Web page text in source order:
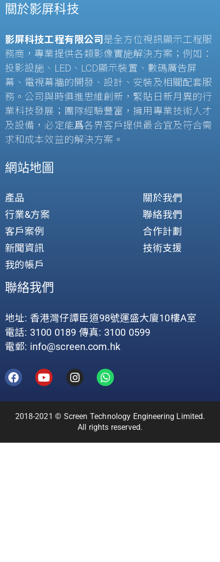
關於影屏科技
影屏科技工程有限公司是全方位視訊顯示工程服
務商，專業提供各類影像實施解決方案；例如：
投影設施、 LED 、 LCD顯示裝置、數碼廣告屏
幕、電視幕牆的開發、設計、安裝及相關配套服
務。公司與時俱進思維創新，緊貼日新月異的行
業科技發展；團隊經驗豐富，擁用專業技術人才
及設備，必定能爲各界客戶提供最合宜及符合需
求和成本效益的解決方案。
網站地圖
產品
行業&方案
客戶案例
新聞資訊
我的帳戶
關於我們
聯絡我們
合作計劃
技術支援
聯絡我們
地址: 香港灣仔譚臣道98號運盛大廈10樓A室
電話: 3100 0189 傳真: 3100 0599
電郵: info@screen.com.hk
2018-2021 © Screen Technology Engineering Limited.
All rights reserved.